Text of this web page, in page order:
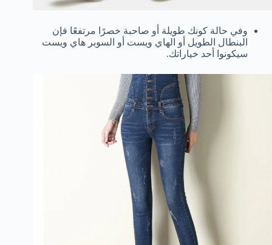
وفي حالة كونك طويلة أو صاحبة خصرًا مرتفعًا فإن
البنطال الطويل أو الهاي ويست أو السوبر هاي ويست
سيكونوا أحد خياراتك.